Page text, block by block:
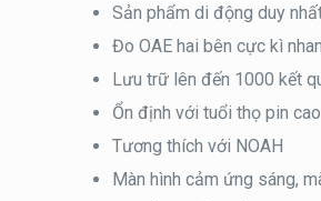
Sản phẩm di động duy
Đo OAE hai bên cực kì
Lưu trữ lên đến 1000 kết
Ổn định với tuổi thọ pin cao
Tương thích với NOAH
Màn hình cảm ứng sáng,